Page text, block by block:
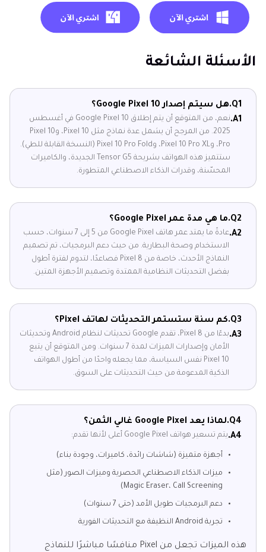
الأسئلة الشائعة
Q1. هل سيتم إصدار Google Pixel 10؟
A1.
نعم، من المتوقع أن يتم إطلاق Google Pixel 10 في أغسطس
2025. من المرجح أن يشمل عدة نماذج مثل Pixel 10، وPixel 10
Pro، وPixel 10 Pro XL، وPixel 10 Pro Fold (النسخة القابلة للطي).
ستتميز هذه الهواتف بشريحة Tensor G5 الجديدة، والكاميرات
المحسّنة، وقدرات الذكاء الاصطناعي المتطورة.
Q2. ما هي مدة عمر Google Pixel؟
A2.
عادةً ما يمتد عمر هاتف Google Pixel من 5 إلى 7 سنوات، حسب
الاستخدام وصحة البطارية. من حيث دعم البرمجيات، تم تصميم
النماذج الأحدث، خاصة من Pixel 8 فصاعدًا، لتدوم لفترة أطول
بفضل التحديثات النظامية الممتدة وتصميم الأجهزة المتين.
Q3. كم سنة ستستمر التحديثات لهاتف Pixel؟
A3.
بدءًا من Pixel 8، تقدم Google تحديثات لنظام Android وتحديثات
الأمان وإصدارات الميزات لمدة 7 سنوات. ومن المتوقع أن يتبع
Pixel 10 نفس السياسة، مما يجعله واحدًا من أطول الهواتف
الذكية المدعومة من حيث التحديثات على السوق.
Q4. لماذا يعد Google Pixel غالي الثمن؟
A4. يتم تسعير هواتف Google Pixel أعلى لأنها تقدم:
أجهزة متميزة (شاشات رائدة، كاميرات، وجودة بناء)
ميزات الذكاء الاصطناعي الحصرية وميزات الصور (مثل
Magic Eraser، Call Screening)
دعم البرمجيات طويل الأمد (حتى 7 سنوات)
تجربة Android النظيفة مع التحديثات الفورية
هذه الميزات تجعل من Pixel منافسًا مباشرًا للنماذج